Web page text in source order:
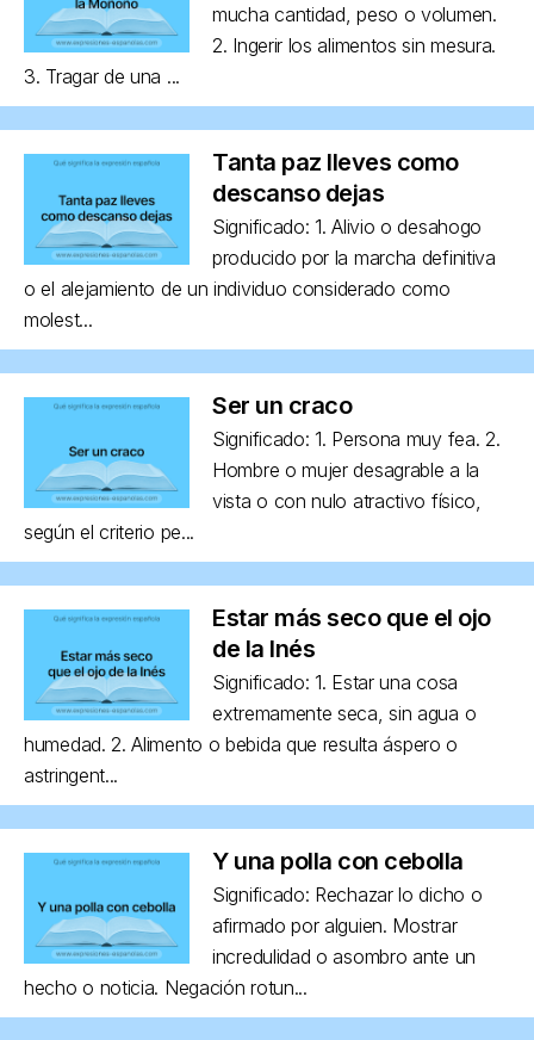
mucha cantidad, peso o volumen.
2. Ingerir los alimentos sin mesura.
3. Tragar de una ...
Tanta paz lleves como
descanso dejas
Significado: 1. Alivio o desahogo
producido por la marcha definitiva
o el alejamiento de un individuo considerado como
molest...
Ser un craco
Significado: 1. Persona muy fea. 2.
Hombre o mujer desagrable a la
vista o con nulo atractivo físico,
según el criterio pe...
Estar más seco que el ojo
de la Inés
Significado: 1. Estar una cosa
extremamente seca, sin agua o
humedad. 2. Alimento o bebida que resulta áspero o
astringent...
Y una polla con cebolla
Significado: Rechazar lo dicho o
afirmado por alguien. Mostrar
incredulidad o asombro ante un
hecho o noticia. Negación rotun...